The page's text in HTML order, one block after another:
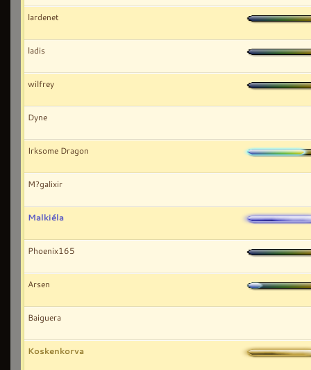
lardenet
ladis
wilfrey
Dyne
Irksome Dragon
M?galixir
Malkiéla
Phoenix165
Arsen
Baiguera
Koskenkorva